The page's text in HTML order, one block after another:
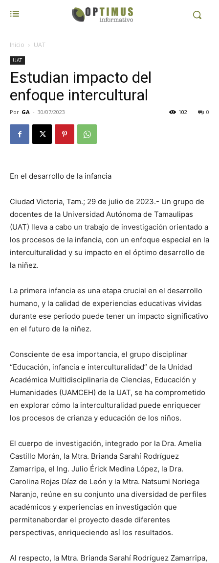
Inicio UAT
UAT
Estudian impacto del
enfoque intercultural
Por GA - 30/07/2023 0
102
En el desarrollo de la infancia
Ciudad Victoria, Tam.; 29 de julio de 2023.- Un grupo de
docentes de la Universidad Autónoma de Tamaulipas
(UAT) lleva a cabo un trabajo de investigación orientado a
los procesos de la infancia, con un enfoque especial en la
interculturalidad y su impacto en el óptimo desarrollo de
la niñez.
La primera infancia es una etapa crucial en el desarrollo
humano, y la calidad de experiencias educativas vividas
durante ese periodo puede tener un impacto significativo
en el futuro de la niñez.
Consciente de esa importancia, el grupo disciplinar
“Educación, infancia e interculturalidad” de la Unidad
Académica Multidisciplinaria de Ciencias, Educación y
Humanidades (UAMCEH) de la UAT, se ha comprometido
en explorar cómo la interculturalidad puede enriquecer
los procesos de crianza y educación de los niños.
El cuerpo de investigación, integrado por la Dra. Amelia
Castillo Morán, la Mtra. Brianda Sarahí Rodríguez
Zamarripa, el Ing. Julio Érick Medina López, la Dra.
Carolina Rojas Díaz de León y la Mtra. Natsumi Noriega
Naranjo, reúne en su conjunto una diversidad de perfiles
académicos y experiencias en investigación que
permitenabordar el proyecto desde diferentes
perspectivas, enriqueciendo así los resultados.
Al respecto, la Mtra. Brianda Sarahí Rodríguez Zamarripa,